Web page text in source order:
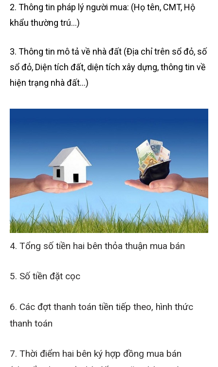
2. Thông tin pháp lý người mua: (Họ tên, CMT, Hộ
khẩu thường trú…)
3. Thông tin mô tả về nhà đất (Địa chỉ trên sổ đỏ, số
sổ đỏ, Diện tích đất, diện tích xây dựng, thông tin về
hiện trạng nhà đất…)
4. Tổng số tiền hai bên thỏa thuận mua bán
5. Số tiền đặt cọc
6. Các đợt thanh toán tiền tiếp theo, hình thức
thanh toán
7. Thời điểm hai bên ký hợp đồng mua bán